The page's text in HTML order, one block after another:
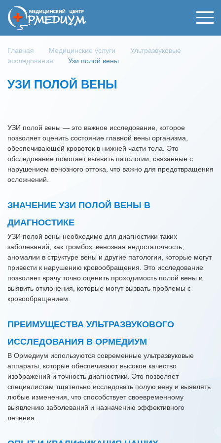
Главная Медицинские услуги
Ультразвуковые
исследования
Узи полой вены
УЗИ ПОЛОЙ ВЕНЫ
УЗИ полой вены — это важное исследование, которое
позволяет оценить состояние главной вены организма,
обеспечивающей кровоток в нижней части тела. Это
обследование помогает выявить патологии, связанные с
нарушением венозного оттока, что важно для предотвращения
осложнений.
ЗНАЧЕНИЕ УЗИ ПОЛОЙ ВЕНЫ В
ДИАГНОСТИКЕ
УЗИ полой вены необходимо для диагностики таких
заболеваний, как тромбоз, венозная недостаточность,
аномалии в структуре вены и другие патологии, которые могут
привести к нарушению кровообращения. Это исследование
позволяет врачу точно оценить проходимость полой вены и
выявить отклонения, которые могут вызвать проблемы с
кровообращением.
ПРЕИМУЩЕСТВА УЛЬТРАЗВУКОВОГО
ИССЛЕДОВАНИЯ В ОРМЕДИУМ
В Ормедиум используются современные ультразвуковые
аппараты, которые обеспечивают высокое качество
изображений и точность диагностики. Это позволяет
специалистам тщательно исследовать полую вену и выявлять
любые изменения, что способствует своевременному
выявлению заболеваний и назначению эффективного
лечения.